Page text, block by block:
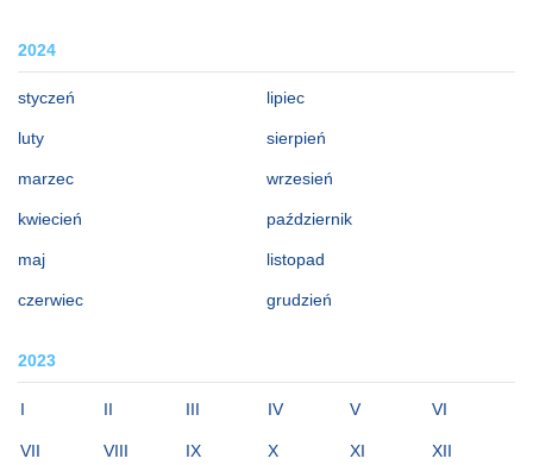
2024
styczeń
luty
marzec
kwiecień
maj
czerwiec
lipiec
sierpień
wrzesień
październik
listopad
grudzień
2023
I II III IV V VI
VII VIII IX X XI XII